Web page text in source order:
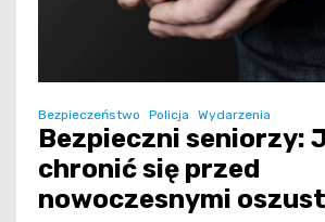
Bezpieczeństwo Policja Wydarzenia
Bezpieczni seniorzy:
chronić się przed
nowoczesnymi